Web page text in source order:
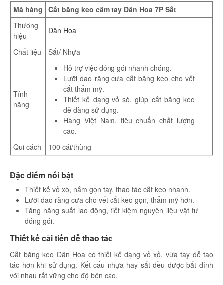
Mã hàng Cắt băng keo cầm tay Dân Hoa 7P Sắt
Thương
hiệu
Dân Hoa
Chất liệu Sắt/ Nhựa
Tính
năng
Hỗ trợ việc đóng gói nhanh chóng.
Lưỡi dao răng cưa cắt băng keo cho vết
cắt thẩm mỹ.
Thiết kế dạng vỏ sò, giúp cắt băng keo
dễ dàng sử dụng.
Hàng Việt Nam, tiêu chuẩn chất lượng
cao.
Qui cách
100 cái/thùng
Đặc điểm nổi bật
Thiết kế vỏ xò, nắm gọn tay, thao tác cắt keo nhanh.
Lưỡi dao răng cưa cho vết cắt keo gọn, thẩm mỹ hơn.
Tăng năng suất lao động, tiết kiệm nguyên liệu vật tư
đóng gói.
Thiết kế cải tiến dễ thao tác
Cắt băng keo Dân Hoa có thiết kế dạng vỏ xỏ, vừa tay dễ tao
tác hơn khi sử dụng. Kết cấu nhựa hay sắt đều được bắt dính
với nhau rất vững cho độ bên cao.